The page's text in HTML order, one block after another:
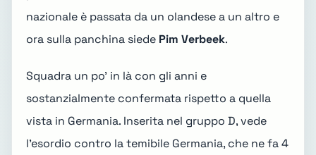
nazionale è passata da un olandese a un altro e
ora sulla panchina siede Pim Verbeek.
Squadra un po' in là con gli anni e
sostanzialmente confermata rispetto a quella
vista in Germania. Inserita nel gruppo D, vede
l'esordio contro la temibile Germania, che ne fa 4